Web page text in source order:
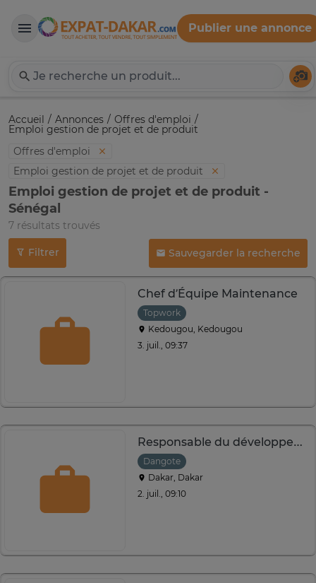
Expat-Dakar
Publier une annonce
Accueil Annonces Offres d'emploi
Emploi gestion de projet et de produit
Offres d'emploi
Emploi gestion de projet et de produit
Emploi gestion de projet et de produit -
Sénégal
7 résultats trouvés
Filtrer Sauvegarder la recherche
Chef d’Équipe Maintenance
Topwork
Kedougou, Kedougou
3. juil., 09:37
Responsable du développement Durable
Dangote
Dakar, Dakar
2. juil., 09:10